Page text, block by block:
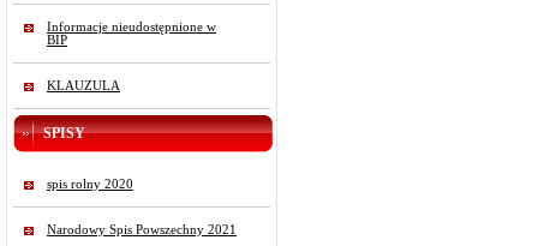
Informacje nieudostępnione w
BIP
KLAUZULA
SPISY
spis rolny 2020
Narodowy Spis Powszechny 2021